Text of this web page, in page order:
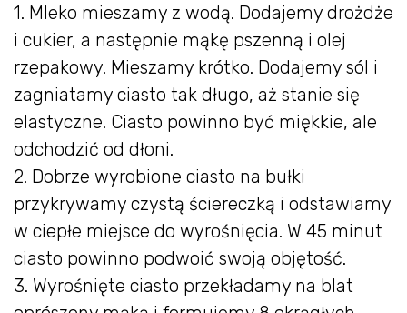
1. Mleko mieszamy z wodą. Dodajemy drożdże
i cukier, a następnie mąkę pszenną i olej
rzepakowy. Mieszamy krótko. Dodajemy sól i
zagniatamy ciasto tak długo, aż stanie się
elastyczne. Ciasto powinno być miękkie, ale
odchodzić od dłoni.
2. Dobrze wyrobione ciasto na bułki
przykrywamy czystą ściereczką i odstawiamy
w ciepłe miejsce do wyrośnięcia. W 45 minut
ciasto powinno podwoić swoją objętość.
3. Wyrośnięte ciasto przekładamy na blat